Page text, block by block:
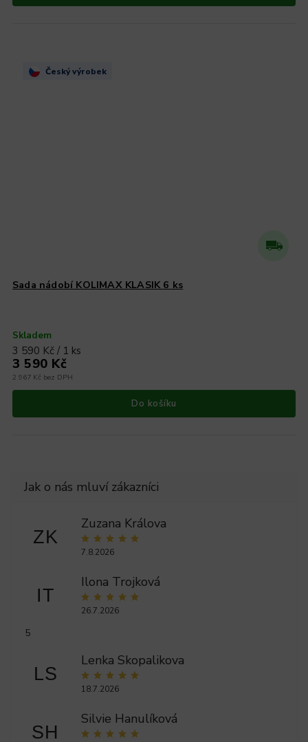
Český výrobek
Sada nádobí KOLIMAX KLASIK 6 ks
Skladem
2 967 Kč bez DPH
3 590 Kč
3 590 Kč / 1 ks
Do košíku
ZK
Zuzana Králova
7.8.2026
IT
Ilona Trojková
26.7.2026
5
LS
Lenka Skopalikova
18.7.2026
SH
Silvie Hanulíková